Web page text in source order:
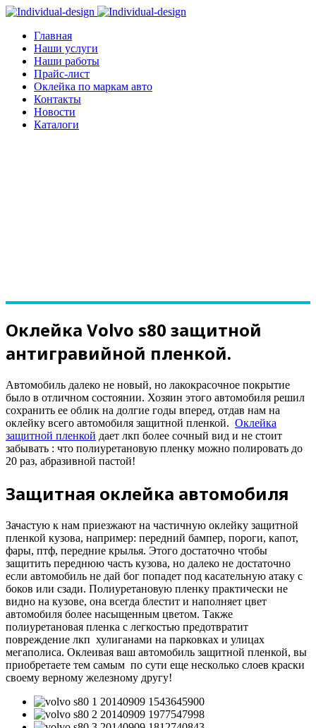
Главная
Наши услуги
Наши работы
Прайс-лист
Оклейка по маркам авто
Контакты
Новости
Каталоги
Оклейка Volvo s80 защитной
антигравийной пленкой.
Автомобиль далеко не новый, но лакокрасочное покрытие
было в отличном состоянии. Хозяин этого автомобиля решил
сохранить ее облик на долгие годы вперед, отдав нам на
оклейку всего автомобиля защитной пленкой. Оклейка
защитной пленкой дает лкп более сочный вид и не стоит
забывать : что полиуретановую пленку можно полировать до
20 раз, абразивной пастой!
Защитная оклейка автомобиля
Зачастую к нам приезжают на частичную оклейку защитной
пленкой кузова, например: передний бампер, пороги, капот,
фары, птф, передние крылья. Этого достаточно чтобы
защитить переднюю часть кузова, но далеко не достаточно
если автомобиль не дай бог попадет под касательную атаку с
боков или сзади. Полиуретановую пленку практически не
видно на кузове, она всегда блестит и наполняет цвет
автомобиля более насыщенным цветом. Также
полиуретановая пленка с легкостью предотвратит
повреждение лкп хулиганами на парковках и улицах
мегаполиса. Оклеивая ваш автомобиль защитной пленкой, вы
приобретаете тем самым по сути еще несколько слоев краски
своему верному железному другу!